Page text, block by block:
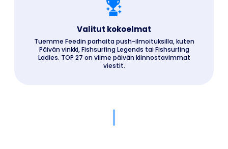
Valitut kokoelmat
Tuemme Feedin parhaita push-ilmoituksilla, kuten
Päivän vinkki, Fishsurfing Legends tai Fishsurfing
Ladies. TOP 27 on viime päivän kiinnostavimmat
viestit.